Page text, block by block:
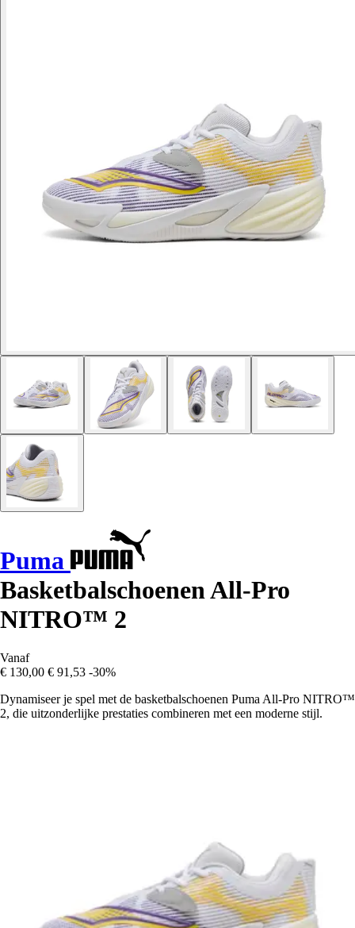
Puma
Basketbalschoenen All-Pro
NITRO™ 2
Vanaf
€ 130,00 € 91,53 -30%
Dynamiseer je spel met de basketbalschoenen Puma All-Pro NITRO™
2, die uitzonderlijke prestaties combineren met een moderne stijl.